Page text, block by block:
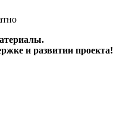
и развитии проекта!